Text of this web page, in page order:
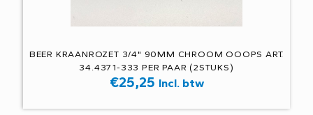
BEER KRAANROZET 3/4" 90MM CHROOM OOOPS ART.
34.4371-333 PER PAAR (2STUKS)
€25,25 Incl. btw